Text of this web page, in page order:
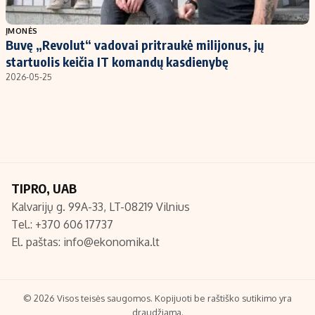
Populiarios temos
Investavimas
Akcijų rinka
Titulinis
Nedarbo išmokos skaičiuoklė
Redakcija
Turinio žymėjimo taisyklės
ĮMONĖS
Buvę „Revolut“ vadovai pritraukė milijonus, jų
startuolis keičia IT komandų kasdienybę
2026-05-25
TIPRO, UAB
Kalvarijų g. 99A-33, LT-08219 Vilnius
Tel.: +370 606 17737
El. paštas: info@ekonomika.lt
© 2026 Visos teisės saugomos. Kopijuoti be raštiško sutikimo yra
draudžiama.